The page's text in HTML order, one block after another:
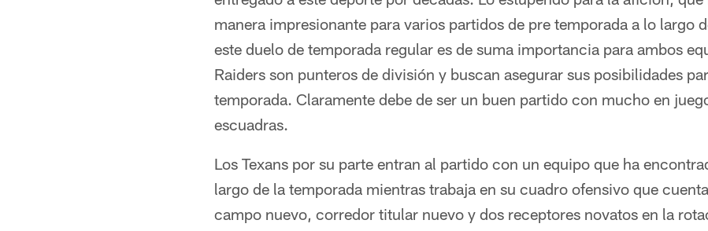
manera impresionante para varios partidos de pre temporada a lo largo
este duelo de temporada regular es de suma importancia para ambos
Raiders son punteros de división y buscan asegurar sus posibilidades
temporada. Claramente debe de ser un buen partido con mucho en
escuadras.
Los Texans por su parte entran al partido con un equipo que ha
largo de la temporada mientras trabaja en su cuadro ofensivo que
campo nuevo, corredor titular nuevo y dos receptores novatos en la